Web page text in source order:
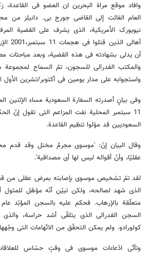
وافاد موقع مراة البحرین ان العضو فی
العام الفائت إلی القاضی جورج بی. دانیلز من
نیویورک الأمریکیة، الذی یشرف علی القضیة
أهالی
أن یدلی بشهادته فی هذه القضیة، وبعد مباحثات
والمکتب الفدرالی للسجون، تمّ السماح
واستجوابه علی مدار یومین فی أکتوبر/تشرین الأول
وفی بیانٍ أصدرته السفارة السعودیة مساء الإثنین
11 سبتمبر المحلیة نفت المزاعم التی تقول إنّ
السعودیین قد موّلوا تنظیم القاعدة.
وقال البیان إنّ: 'موسوی مجرمٌ مختل وقد قدم
عقلیًا، وأنّ أقواله لیس لها أی مصداقیة'.
لقد تمّ تشخیص موسوی بإصابته بمرض عقلی من
الذی شهد لصالحه، ولکن تبیّن أنّه مؤهّل للمثول
السجن الفدرالی الذی یتلقّی أشد حراسة،
کولورادو. ولم یمکن التحقّق من الاتّهامات التی
وتأتّی ادّعاءات موسوی فی وقتٍ حسّاس للعلاقات